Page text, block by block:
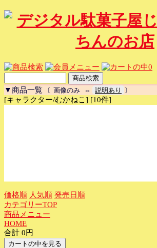
0
▼商品一覧 〔 画像のみ ⇔ 説明あり 〕
[キャラクター/むかねこ] [10件]
価格順 人気順 発売日順
カテゴリーTOP
商品メニュー
HOME
合計 0円